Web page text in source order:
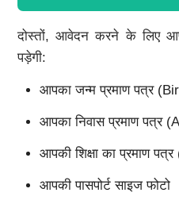
दोस्तों, आवेदन करने के लिए
पड़ेगी:
आपका जन्म प्रमाण पत्र
आपका निवास प्रमाण पत्र
आपकी शिक्षा का प्रमाण
आपकी पासपोर्ट साइज फोटो